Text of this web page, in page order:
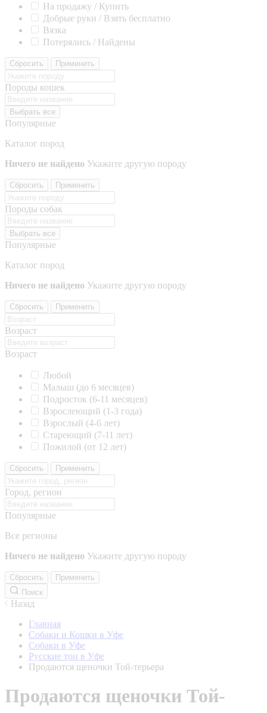
На продажу / Купить
Добрые руки / Взять бесплатно
Вязка
Потерялись / Найдены
Сбросить Применить
Породы кошек
Выбрать все
Популярные
Каталог пород
Ничего не найдено Укажите другую породу
Сбросить Применить
Породы собак
Выбрать все
Популярные
Каталог пород
Ничего не найдено Укажите другую породу
Сбросить Применить
Возраст
Возраст
Любой
Малыш (до 6 месяцев)
Подросток (6-11 месяцев)
Взрослеющий (1-3 года)
Взрослый (4-6 лет)
Стареющий (7-11 лет)
Пожилой (от 12 лет)
Сбросить Применить
Город, регион
Популярные
Все регионы
Ничего не найдено Укажите другую породу
Сбросить
Применить
Поиск
Назад
Главная
Собаки и Кошки в Уфе
Собаки в Уфе
Русские тои в Уфе
Продаются щеночки Той-терьера
Продаются щеночки Той-